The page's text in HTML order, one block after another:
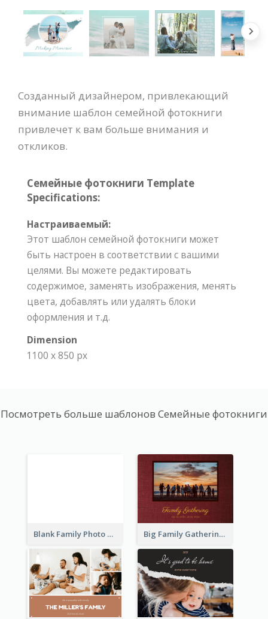
Созданный дизайнером, привлекающий
внимание шаблон семейной фотокниги
привлечет к вам больше внимания и
откликов.
Семейные фотокниги Template
Specifications:
Настраиваемый:
Этот шаблон семейной фотокниги может
быть настроен в соответствии с вашими
целями. Вы можете редактировать
содержимое, заменять изображения, менять
цвета, добавлять или удалять блоки
оформления и т.д.
Dimension
1100 x 850 px
Посмотреть больше шаблонов Семейные фотокниги
Blank Family Photo Book Big Family Gathering Photo Book